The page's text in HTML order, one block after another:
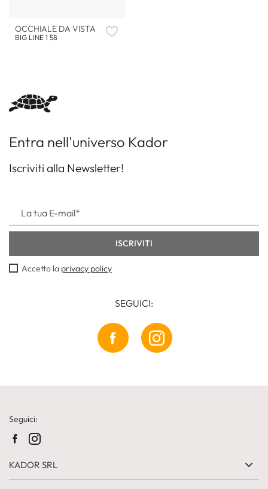
OCCHIALE DA VISTA
BIG LINE 1 58
Entra nell'universo Kador
Iscriviti alla Newsletter!
Accetto la privacy policy
SEGUICI:
Seguici:
KADOR SRL